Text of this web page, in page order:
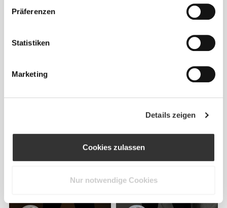
Präferenzen
Statistiken
Marketing
Details zeigen
Cookies zulassen
Nur notwendige Cookies
Aus unserer Community
ansehen
2